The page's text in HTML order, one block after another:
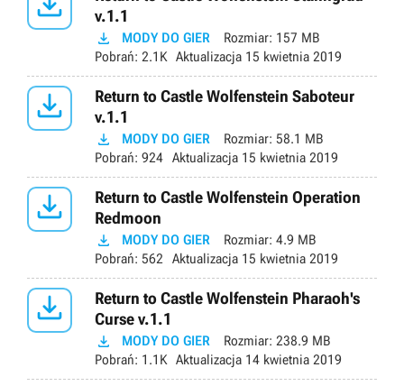
v.1.1
 MODY DO GIER Rozmiar: 157 MB
Pobrań: 2.1K Aktualizacja 15 kwietnia 2019

Return to Castle Wolfenstein Saboteur
v.1.1
 MODY DO GIER Rozmiar: 58.1 MB
Pobrań: 924 Aktualizacja 15 kwietnia 2019

Return to Castle Wolfenstein Operation
Redmoon
 MODY DO GIER Rozmiar: 4.9 MB
Pobrań: 562 Aktualizacja 15 kwietnia 2019

Return to Castle Wolfenstein Pharaoh's
Curse v.1.1
 MODY DO GIER Rozmiar: 238.9 MB
Pobrań: 1.1K Aktualizacja 14 kwietnia 2019